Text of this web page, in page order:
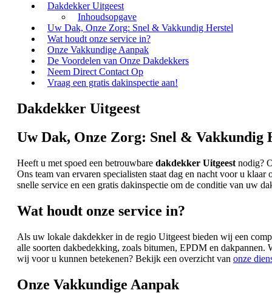
Dakdekker Uitgeest
Inhoudsopgave
Uw Dak, Onze Zorg: Snel & Vakkundig Herstel
Wat houdt onze service in?
Onze Vakkundige Aanpak
De Voordelen van Onze Dakdekkers
Neem Direct Contact Op
Vraag een gratis dakinspectie aan!
Dakdekker Uitgeest
Uw Dak, Onze Zorg: Snel & Vakkundig
Heeft u met spoed een betrouwbare dakdekker Uitgeest nodig?
Ons team van ervaren specialisten staat dag en nacht voor u
snelle service en een gratis dakinspectie om de conditie van uw
Wat houdt onze service in?
Als uw lokale dakdekker in de regio Uitgeest bieden wij een
alle soorten dakbedekking, zoals bitumen, EPDM en
wij voor u kunnen betekenen? Bekijk een overzicht van onze
Onze Vakkundige Aanpak